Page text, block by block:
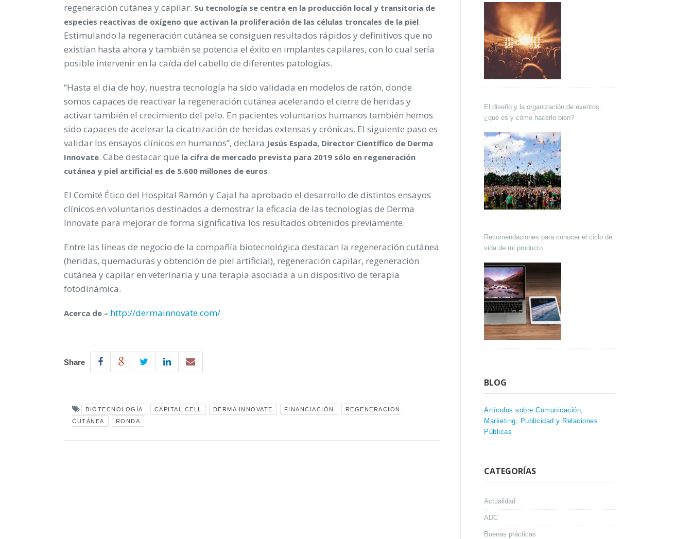
regeneración cutánea y capilar. Su tecnología se centra en la producción local y transitoria de
especies reactivas de oxígeno que activan la proliferación de las células troncales de la piel.
Estimulando la regeneración cutánea se consiguen resultados rápidos y definitivos que no
existían hasta ahora y también se potencia el éxito en implantes capilares, con lo cual sería
posible intervenir en la caída del cabello de diferentes patologías.
“Hasta el día de hoy, nuestra tecnología ha sido validada en modelos de ratón, donde
somos capaces de reactivar la regeneración cutánea acelerando el cierre de heridas y
activar también el crecimiento del pelo. En pacientes voluntarios humanos también hemos
sido capaces de acelerar la cicatrización de heridas extensas y crónicas. El siguiente paso es
validar los ensayos clínicos en humanos”, declara Jesús Espada, Director Científico de Derma
Innovate. Cabe destacar que la cifra de mercado prevista para 2019 sólo en regeneración
cutánea y piel artificial es de 5.600 millones de euros.
El Comité Ético del Hospital Ramón y Cajal ha aprobado el desarrollo de distintos ensayos
clínicos en voluntarios destinados a demostrar la eficacia de las tecnologías de Derma
Innovate para mejorar de forma significativa los resultados obtenidos previamente.
Entre las líneas de negocio de la compañía biotecnológica destacan la regeneración cutánea
(heridas, quemaduras y obtención de piel artificial), regeneración capilar, regeneración
cutánea y capilar en veterinaria y una terapia asociada a un dispositivo de terapia
fotodinámica.
Acerca de – http://dermainnovate.com/
Share
BIOTECNOLOGÍA CAPITAL CELL DERMA INNOVATE FINANCIACIÓN
REGENERACION
CUTÁNEA
RONDA
El diseño y la organización de eventos:
¿qué es y cómo hacerlo bien?
Recomendaciones para conocer el ciclo de
vida de mi producto
BLOG
Artículos sobre Comunicación,
Marketing, Publicidad y Relaciones
Públicas
CATEGORÍAS
Actualidad
ADC
Buenas prácticas